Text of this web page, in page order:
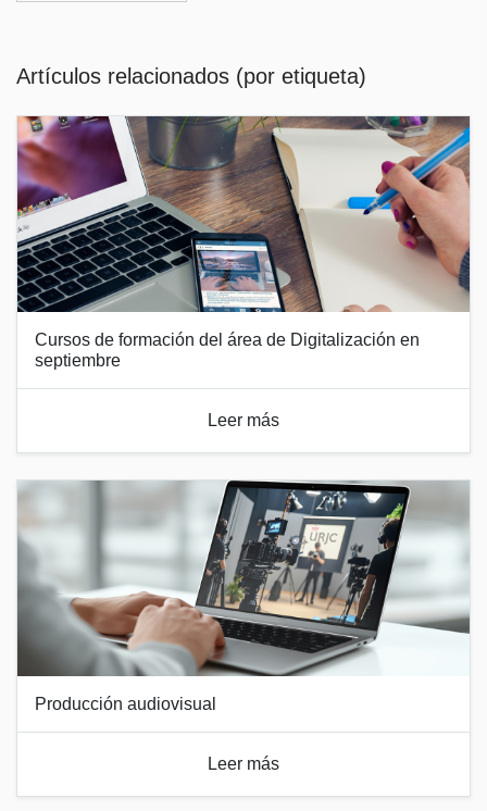
Artículos relacionados (por etiqueta)
Cursos de formación del área de Digitalización en
septiembre
Leer más
Producción audiovisual
Leer más